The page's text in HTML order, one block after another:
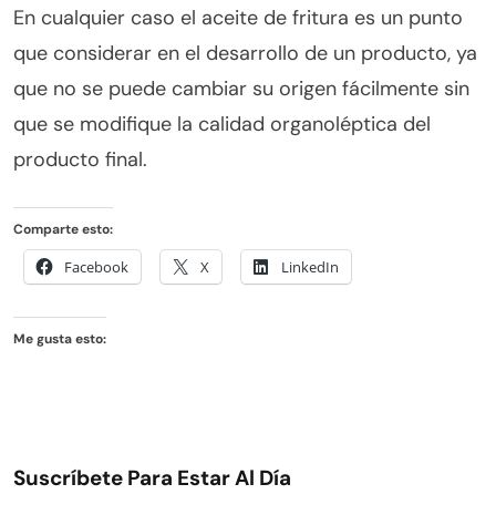
En cualquier caso el aceite de fritura es un punto
que considerar en el desarrollo de un producto, ya
que no se puede cambiar su origen fácilmente sin
que se modifique la calidad organoléptica del
producto final.
Comparte esto:
Facebook X LinkedIn
Me gusta esto:
Suscríbete Para Estar Al Día